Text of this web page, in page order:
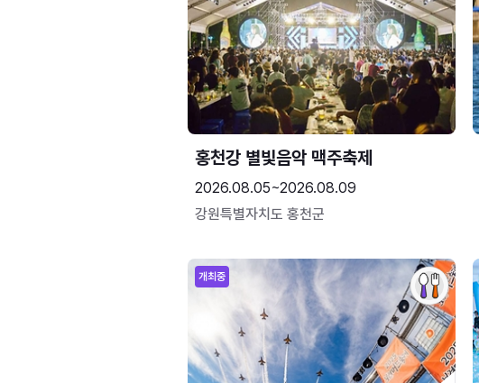
홍천강 별빛음악 맥주축제
2026.08.05~2026.08.09
강원특별자치도 홍천군
개최중